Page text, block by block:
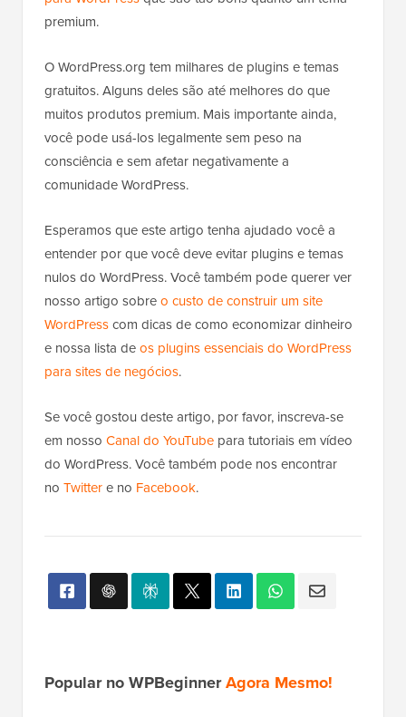
premium.
O WordPress.org tem milhares de plugins e temas
gratuitos. Alguns deles são até melhores do que
muitos produtos premium. Mais importante ainda,
você pode usá-los legalmente sem peso na
consciência e sem afetar negativamente a
comunidade WordPress.
Esperamos que este artigo tenha ajudado você a
entender por que você deve evitar plugins e temas
nulos do WordPress. Você também pode querer ver
nosso artigo sobreo custo de construir um site
WordPresscom dicas de como economizar dinheiro
e nossa lista deos plugins essenciais do WordPress
para sites de negócios.
Se você gostou deste artigo, por favor, inscreva-se
em nosso Canal do YouTube para tutoriais em vídeo
do WordPress. Você também pode nos encontrar
no Twittere no Facebook.
Popular no WPBeginnerAgora Mesmo!